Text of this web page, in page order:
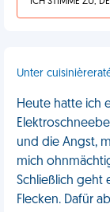
Unter
Heute hatte ich
und die Angst,
mich
Schließlich geht
Flecken. Dafür